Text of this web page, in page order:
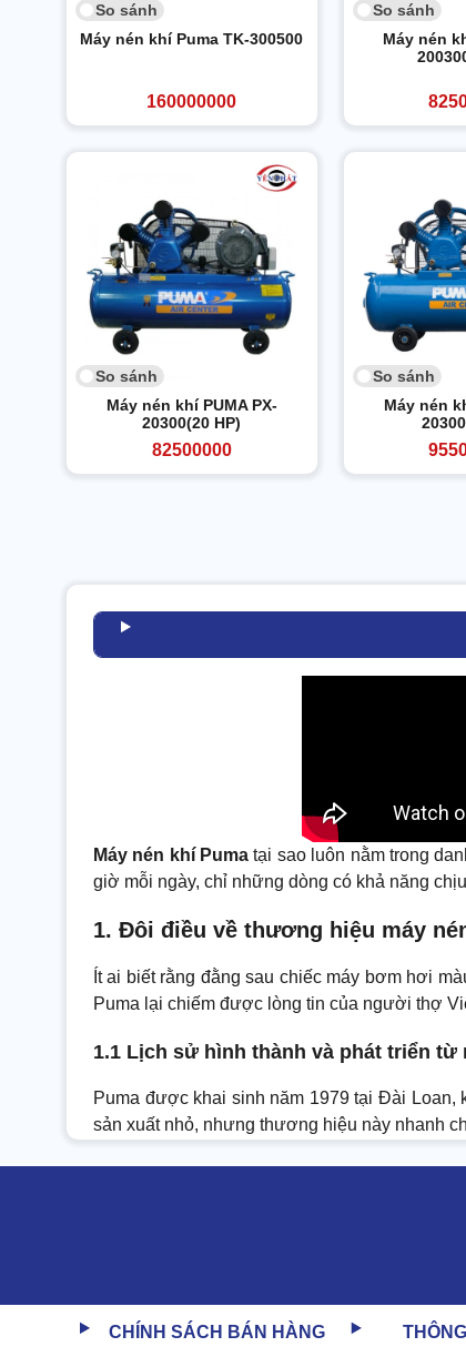
So sánh
Máy nén khí Puma TK-300500
160000000
So sánh
Máy nén
So sánh
Máy nén khí PUMA PX-
20300(20 HP)
82500000
So sánh
Máy nén
Máy nén khí Puma tại sao luôn nằm trong
giờ mỗi ngày, chỉ những dòng có khả năng
1. Đôi điều về thương hiệu máy
Ít ai biết rằng đằng sau chiếc máy bơm hơi
Puma lại chiếm được lòng tin của người thợ
1.1 Lịch sử hình thành và phát triển từ
Puma được khai sinh năm 1979 tại Đài Loan,
sản xuất nhỏ, nhưng thương hiệu này nhanh
CHÍNH SÁCH BÁN HÀNG